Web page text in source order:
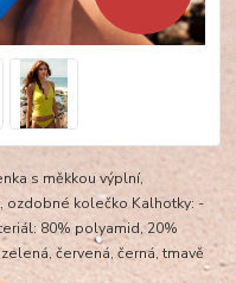
s měkkou výplní,
ozdobné kolečko Kalhotky: -
80% polyamid, 20%
červená, černá, tmavě